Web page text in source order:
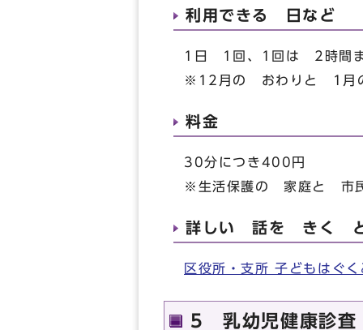
利用できる 日など
1日 1回、1回は 2時間ま
※12月の おわりと 1月
料金
30分につき400円
※生活保護の 家庭と 市
詳しい 話を きく
区役所・支所 子どもはぐ
5 乳幼児健康診査